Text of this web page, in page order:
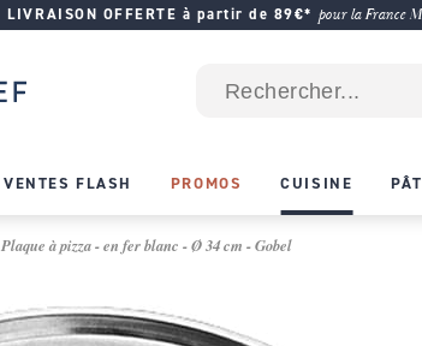
LIVRAISON OFFERTE à partir de 89€* pour la France
VENTES FLASH PROMOS CUISINE
Plaque à pizza - en fer blanc - Ø 34 cm - Gobel